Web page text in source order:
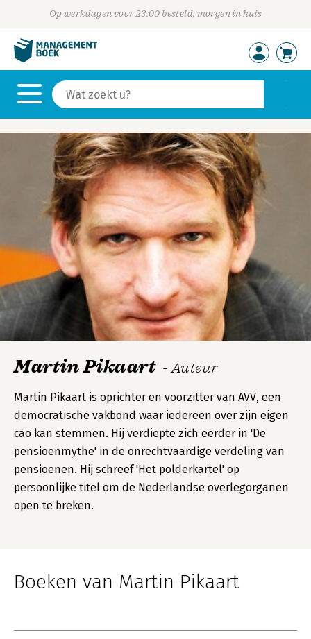
Op werkdagen voor 23:00 besteld, morgen in huis
Martin Pikaart - Auteur
Martin Pikaart is oprichter en voorzitter van AVV, een
democratische vakbond waar iedereen over zijn eigen
cao kan stemmen. Hij verdiepte zich eerder in 'De
pensioenmythe' in de onrechtvaardige verdeling van
pensioenen. Hij schreef 'Het polderkartel' op
persoonlijke titel om de Nederlandse overlegorganen
open te breken.
Boeken van Martin Pikaart